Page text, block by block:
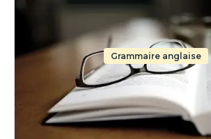
Grammaire anglaise